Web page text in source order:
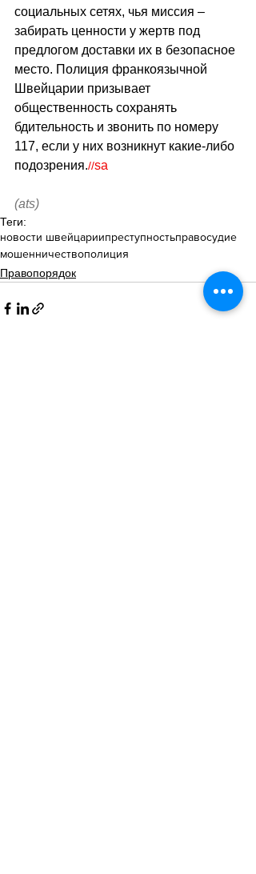
социальных сетях, чья миссия –
забирать ценности у жертв под
предлогом доставки их в безопасное
место. Полиция франкоязычной
Швейцарии призывает
общественность сохранять
бдительность и звонить по номеру
117, если у них возникнут какие-либо
подозрения.//sa
(ats)
Теги:
новости швейцариипреступностьправосудие
мошенничествополиция
Правопорядок